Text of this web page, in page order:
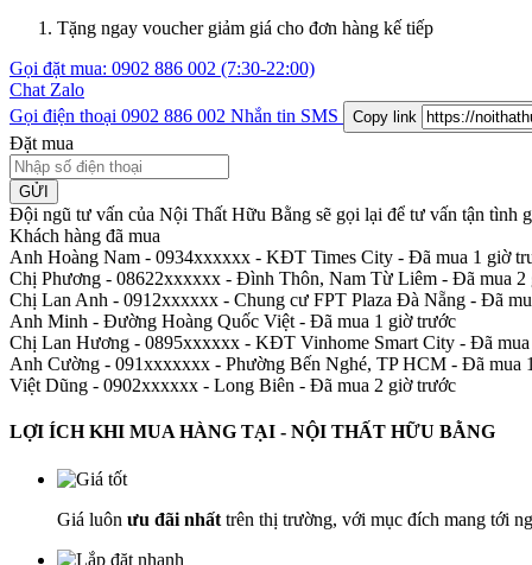
Tặng ngay voucher giảm giá cho đơn hàng kế tiếp
Gọi đặt mua: 0902 886 002 (7:30-22:00)
Chat Zalo
Gọi điện thoại 0902 886 002 Nhắn tin SMS Copy link
Đặt mua
GỬI
Đội ngũ tư vấn của Nội Thất Hữu Bằng sẽ gọi lại để tư vấn tận tình
Khách hàng đã mua
Anh Hoàng Nam - 0934xxxxxx - KĐT Times City - Đã mua 1 giờ
Chị Phương - 08622xxxxxx - Đình Thôn, Nam Từ Liêm - Đã mua 2
Chị Lan Anh - 0912xxxxxx - Chung cư FPT Plaza Đà Nẵng - Đã
Anh Minh - Đường Hoàng Quốc Việt - Đã mua 1 giờ trước
Chị Lan Hương - 0895xxxxxx - KĐT Vinhome Smart City - Đã
Anh Cường - 091xxxxxxx - Phường Bến Nghé, TP HCM - Đã mua
Việt Dũng - 0902xxxxxx - Long Biên - Đã mua 2 giờ trước
LỢI ÍCH KHI MUA HÀNG TẠI - NỘI THẤT HỮU BẰNG
Giá luôn ưu đãi nhất trên thị trường, với mục đích mang tới